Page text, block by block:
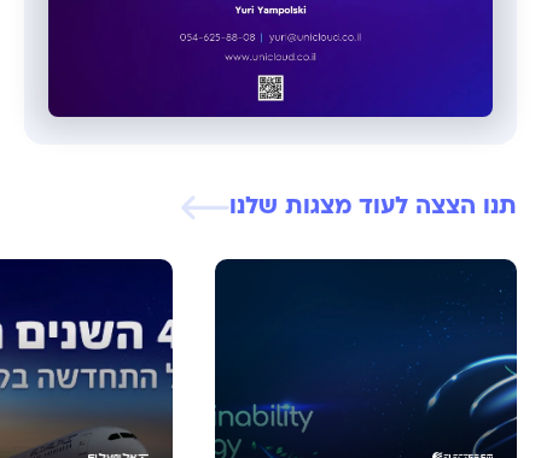
תנו הצצה לעוד מצגות שלנו